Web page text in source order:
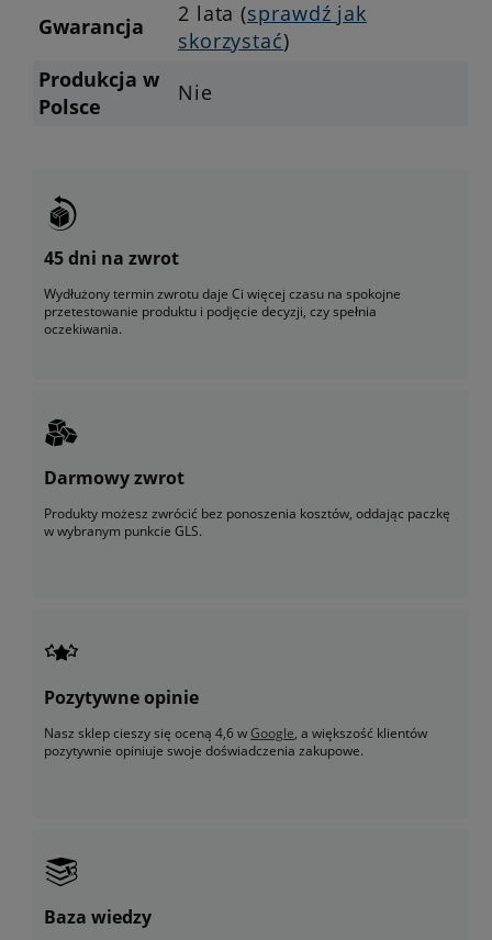
Gwarancja 2 lata (sprawdź jak
skorzystać)
Produkcja w
Polsce
Nie
45 dni na zwrot
Wydłużony termin zwrotu daje Ci więcej czasu na spokojne
przetestowanie produktu i podjęcie decyzji, czy spełnia
oczekiwania.
Darmowy zwrot
Produkty możesz zwrócić bez ponoszenia kosztów, oddając paczkę
w wybranym punkcie GLS.
Pozytywne opinie
Nasz sklep cieszy się oceną 4,6 wGoogle, a większość klientów
pozytywnie opiniuje swoje doświadczenia zakupowe.
Baza wiedzy